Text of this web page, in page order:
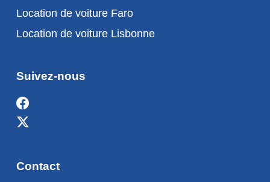
Location de voiture Faro
Location de voiture Lisbonne
Suivez-nous
Contact